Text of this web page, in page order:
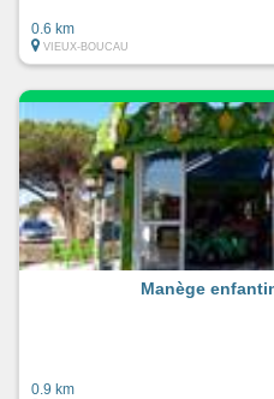
0.6 km
VIEUX-BOUCAU
Manège
0.9 km